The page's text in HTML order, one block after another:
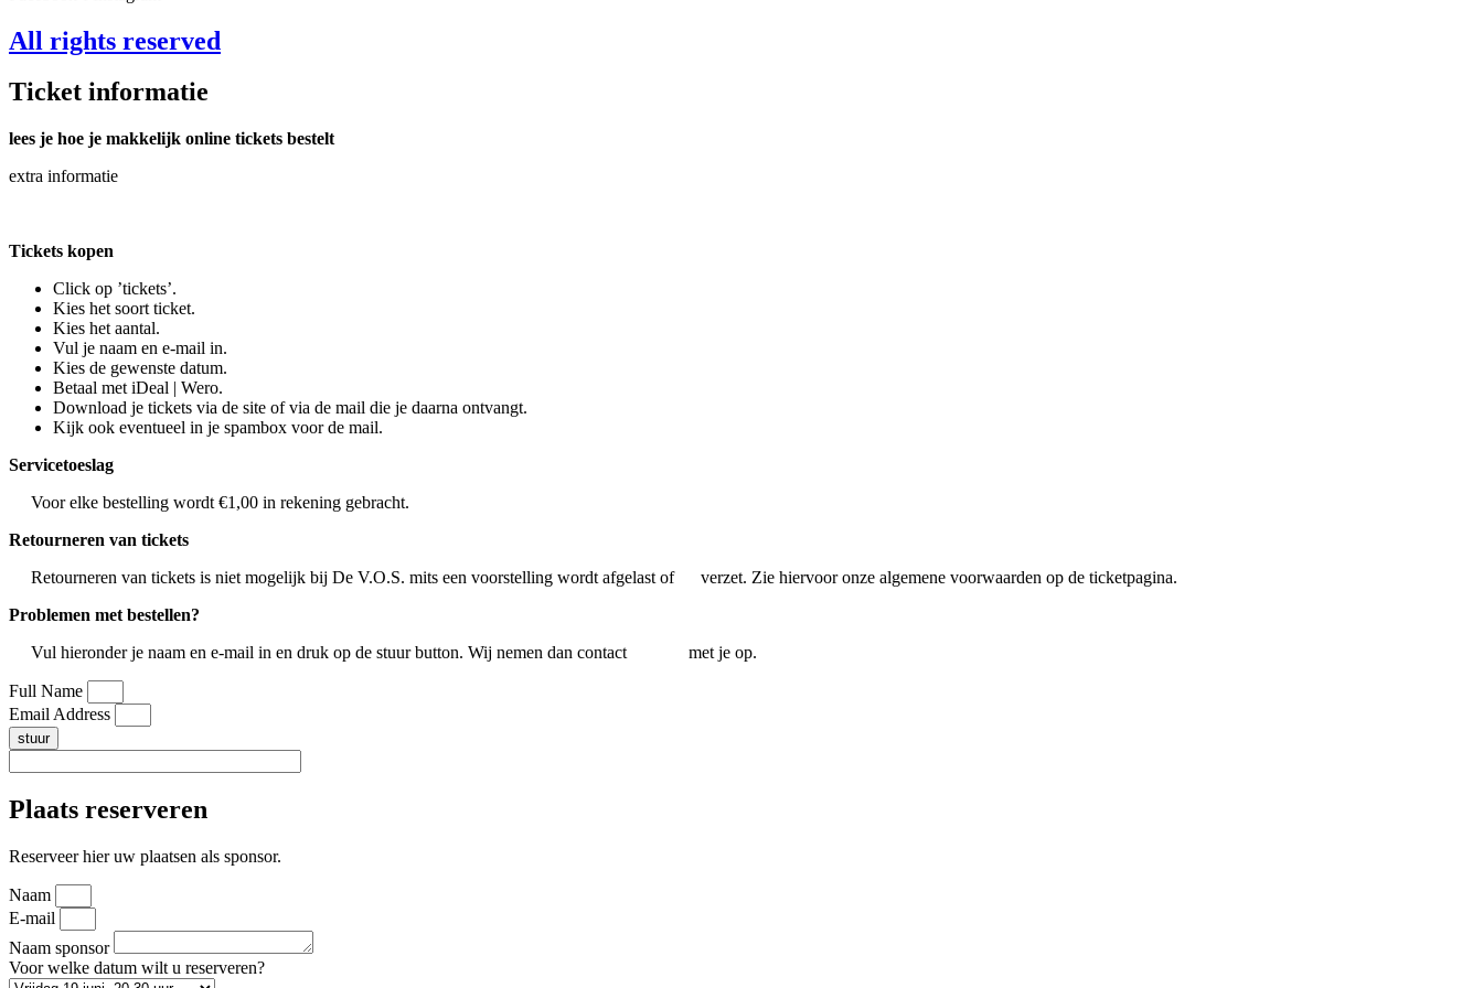
All rights reserved
Ticket informatie
lees je hoe je makkelijk online tickets bestelt
extra informatie
Tickets kopen
Click op ’tickets’.
Kies het soort ticket.
Kies het aantal.
Vul je naam en e-mail in.
Kies de gewenste datum.
Betaal met iDeal | Wero.
Download je tickets via de site of via de mail die je daarna ontvangt.
Kijk ook eventueel in je spambox voor de mail.
Servicetoeslag
Voor elke bestelling wordt €1,00 in rekening gebracht.
Retourneren van tickets
Retourneren van tickets is niet mogelijk bij De V.O.S. mits een voorstelling wordt afgelast of verzet. Zie hiervoor onze algemene voorwaarden op de ticketpagina.
Problemen met bestellen?
Vul hieronder je naam en e-mail in en druk op de stuur button. Wij nemen dan contact met je op.
Full Name
Email Address
stuur
Plaats reserveren
Reserveer hier uw plaatsen als sponsor.
Naam
E-mail
Naam sponsor
Voor welke datum wilt u reserveren?